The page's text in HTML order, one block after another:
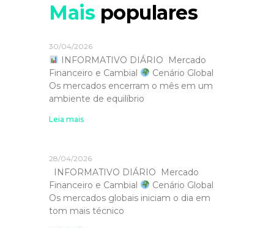
Mais populares
30/04/2026
INFORMATIVO DIÁRIO Mercado
Financeiro e Cambial
Cenário Global
Os mercados encerram o mês em um
ambiente de equilíbrio
Leia mais
28/04/2026
INFORMATIVO DIÁRIO Mercado
Financeiro e Cambial
Cenário Global
Os mercados globais iniciam o dia em
tom mais técnico